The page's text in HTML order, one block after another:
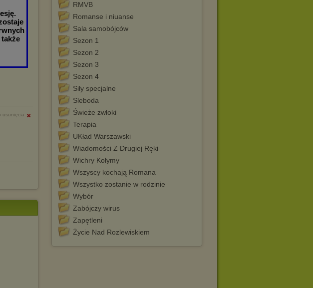
usunięcia
RMVB
Romanse i niuanse
Sala samobójców
Sezon 1
Sezon 2
Sezon 3
Sezon 4
Siły specjalne
Sleboda
Świeże zwłoki
Terapia
UKład Warszawski
Wiadomości Z Drugiej Ręki
Wichry Kołymy
Wszyscy kochają Romana
Wszystko zostanie w rodzinie
Wybór
Zabójczy wirus
Zapętleni
Życie Nad Rozlewiskiem